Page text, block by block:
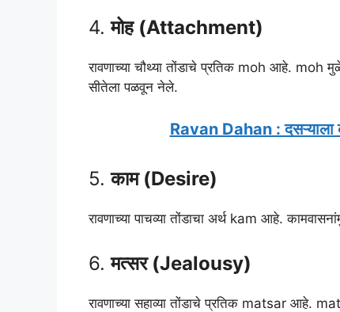
4.मोह (Attachment)
रावणाच्या चौथ्या तोंडाचे प्रतिक moh आहे. moh
सीतेला पळवून नेले.
Ravan Dahan : दसऱ्याला
5.काम (Desire)
रावणाच्या पाचव्या तोंडाचा अर्थ kam आहे.
6.मत्सर (Jealousy)
रावणाच्या सहाव्या तोंडाचे प्रतिक matsar आहे.